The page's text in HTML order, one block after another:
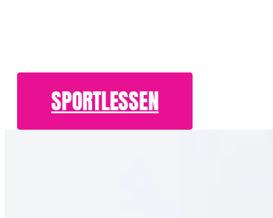
SPORTLESSEN